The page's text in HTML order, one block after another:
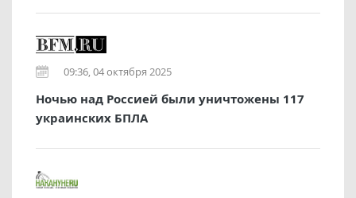
09:36, 04 октября 2025
Ночью над Россией были уничтожены 117
украинских БПЛА